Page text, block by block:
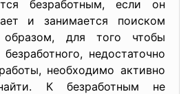
безработным, если он
и занимается поиском
для того чтобы
недостаточно
необходимо активно
К безработным не